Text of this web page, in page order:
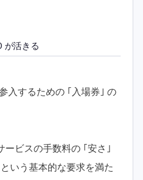
が活きる
入するための ｢入場券｣ の
ービスの手数料の ｢安さ｣
いう基本的な要求を満た